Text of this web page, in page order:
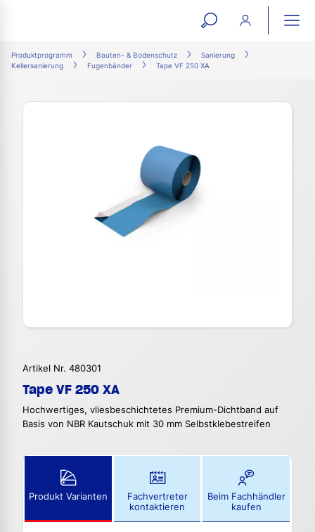
open
search
Produktprogramm Bauten- & Bodenschutz
Sanierung
Kellersanierung
Fugenbänder Tape VF 250 XA
Artikel Nr. 480301
Tape VF 250 XA
Hochwertiges, vliesbeschichtetes Premium-Dichtband auf
Basis von NBR Kautschuk mit 30 mm Selbstklebestreifen
Produkt Varianten
Fachvertreter
kontaktieren
Beim Fachhändler
kaufen